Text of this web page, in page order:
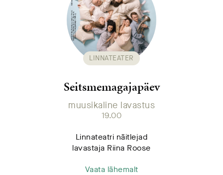
LINNATEATER
Seitsmemagajapäev
muusikaline lavastus
19.00
Linnateatri näitlejad
lavastaja Riina Roose
Vaata lähemalt